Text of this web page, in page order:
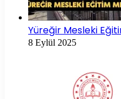
Yüreğir Mesleki
8 Eylül 2025